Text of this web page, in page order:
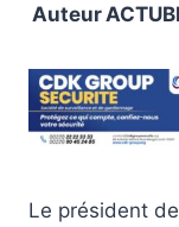
Auteur
Le président